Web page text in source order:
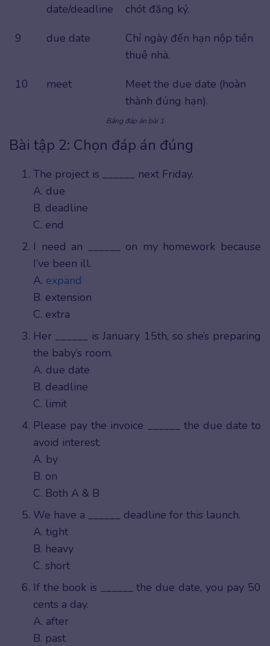
date/deadline
chót đăng ký.
9
due date
Chỉ ngày đến hạn nộp tiền
thuê nhà.
10
meet
Meet the due date (hoàn
thành đúng hạn).
Bảng đáp án bài 1
Bài tập 2: Chọn đáp án đúng
The project is ______ next Friday.
A. due
B. deadline
C. end
I need an ______ on my homework because
I’ve been ill.
A. expand
B. extension
C. extra
Her ______ is January 15th, so she’s preparing
the baby’s room.
A. due date
B. deadline
C. limit
Please pay the invoice ______ the due date to
avoid interest.
A. by
B. on
C. Both A & B
We have a ______ deadline for this launch.
A. tight
B. heavy
C. short
If the book is ______ the due date, you pay 50
cents a day.
A. after
B. past